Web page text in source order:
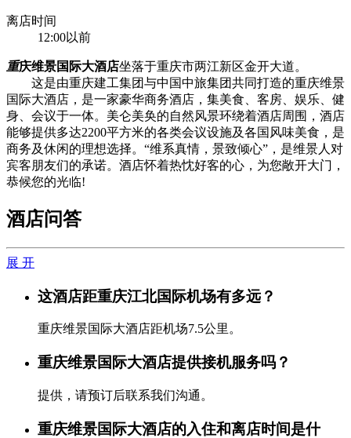
离店时间
12:00以前
重庆维景国际大酒店坐落于重庆市两江新区金开大道。
这是由重庆建工集团与中国中旅集团共同打造的重庆维景
国际大酒店，是一家豪华商务酒店，集美食、客房、娱乐、健
身、会议于一体。美仑美奂的自然风景环绕着酒店周围，酒店
能够提供多达2200平方米的各类会议设施及各国风味美食，是
商务及休闲的理想选择。“维系真情，景致倾心”，是维景人对
宾客朋友们的承诺。酒店怀着热忱好客的心，为您敞开大门，
恭候您的光临!
酒店问答
展 开
这酒店距重庆江北国际机场有多远？
重庆维景国际大酒店距机场7.5公里。
重庆维景国际大酒店提供接机服务吗？
提供，请预订后联系我们沟通。
重庆维景国际大酒店的入住和离店时间是什